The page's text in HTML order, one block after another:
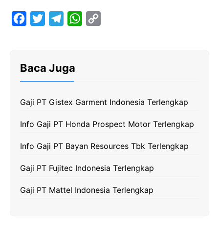
o
k
g
a
m
W
p
p
n
k
Baca Juga
Gaji PT Gistex Garment Indonesia Terlengkap
Info Gaji PT Honda Prospect Motor Terlengkap
Info Gaji PT Bayan Resources Tbk Terlengkap
Gaji PT Fujitec Indonesia Terlengkap
Gaji PT Mattel Indonesia Terlengkap